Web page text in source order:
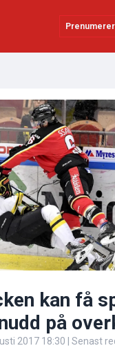
kan få
på
2017 18:30 | Senast